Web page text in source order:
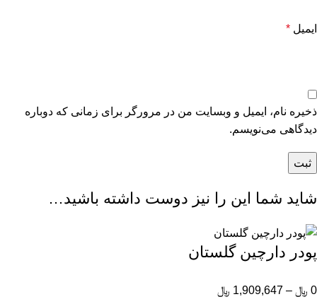
ایمیل *
ذخیره نام، ایمیل و وبسایت من در مرورگر برای زمانی که دوباره
دیدگاهی می‌نویسم.
شاید شما این را نیز دوست داشته باشید…
پودر دارچین گلستان
0 ﷼ –
1,909,647 ﷼